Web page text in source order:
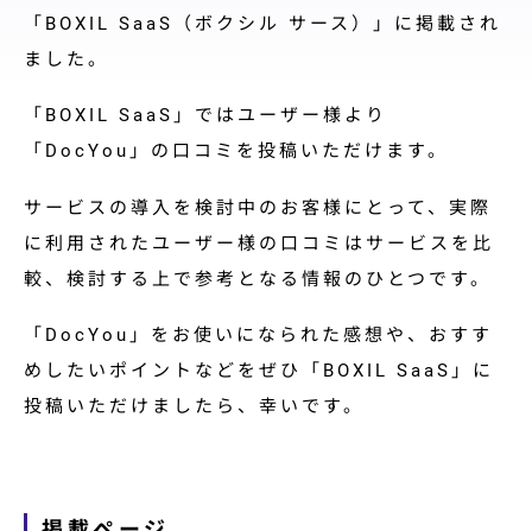
サポート
導入事例
導入事例
ユースケース
お役立ち情報
セミナー情報
よくあるご質問
「BOXIL SaaS（ボクシル サース）」に掲載され
ました。
「BOXIL SaaS」ではユーザー様より
「DocYou」の口コミを投稿いただけます。
サービスの導入を検討中のお客様にとって、実際
に利用されたユーザー様の口コミはサービスを比
較、検討する上で参考となる情報のひとつです。
「DocYou」をお使いになられた感想や、おすす
めしたいポイントなどをぜひ「BOXIL SaaS」に
投稿いただけましたら、幸いです。